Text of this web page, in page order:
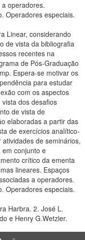
operadores.
Operadores especiais.
Linear, considerando
de vista da bibliografia
recentes na
de Pós-Graduação
Espera-se motivar os
para estudar
com os aspectos
dos desafios
de vista de
elaboradas a partir das
de exercícios analítico-
de seminários,
conjunto e
crítico da ementa
lineares. Espaços
a operadores.
Operadores especiais.
Harbra. 2. José L.
e Henry G.Wetzler.